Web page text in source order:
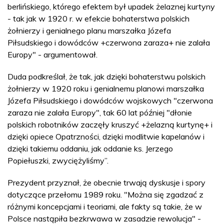
berlińskiego, którego efektem był upadek żelaznej kurtyny
- tak jak w 1920 r. w efekcie bohaterstwa polskich
żołnierzy i genialnego planu marszałka Józefa
Piłsudskiego i dowódców +czerwona zaraza+ nie zalała
Europy" - argumentował.
Duda podkreślał, że tak, jak dzięki bohaterstwu polskich
żołnierzy w 1920 roku i genialnemu planowi marszałka
Józefa Piłsudskiego i dowódców wojskowych "czerwona
zaraza nie zalała Europy", tak 60 lat później "dłonie
polskich robotników zaczęły kruszyć +żelazną kurtynę+ i
dzięki opiece Opatrzności, dzięki modlitwie kapelanów i
dzięki takiemu oddaniu, jak oddanie ks. Jerzego
Popiełuszki, zwyciężyliśmy”.
Prezydent przyznał, że obecnie trwają dyskusje i spory
dotyczące przełomu 1989 roku. "Można się zgadzać z
różnymi koncepcjami i teoriami, ale fakty są takie, że w
Polsce nastąpiła bezkrwawa w zasadzie rewolucja" -